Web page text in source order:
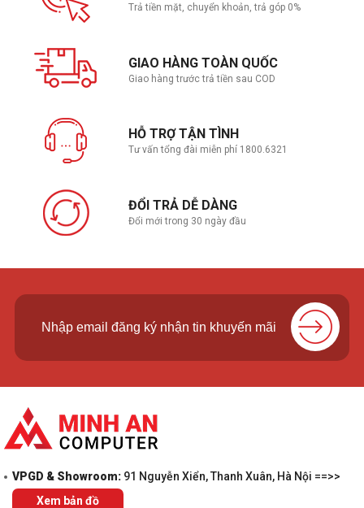
Trả tiền mặt, chuyển khoản, trả góp 0%
GIAO HÀNG TOÀN QUỐC
Giao hàng trước trả tiền sau COD
HỖ TRỢ TẬN TÌNH
Tư vấn tổng đài miễn phí 1800.6321
ĐỔI TRẢ DỄ DÀNG
Đổi mới trong 30 ngày đầu
VPGD & Showroom: 91 Nguyễn Xiển, Thanh Xuân, Hà Nội ==>>
Xem bản đồ